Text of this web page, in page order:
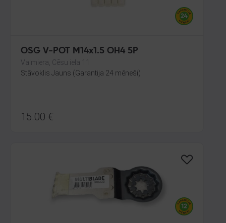
OSG V-POT M14x1.5 OH4 5P
Valmiera, Cēsu iela 11
Stāvoklis Jauns (Garantija 24 mēneši)
15.00 €